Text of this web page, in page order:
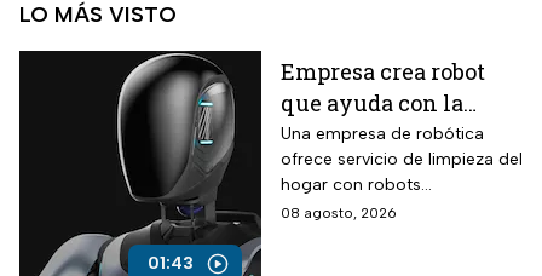
LO MÁS VISTO
01:43
Empresa crea robot
que ayuda con la
limpieza del hogar
Una empresa de robótica
ofrece servicio de limpieza del
hogar con robots
humanoides por 30 dólares la
08 agosto, 2026